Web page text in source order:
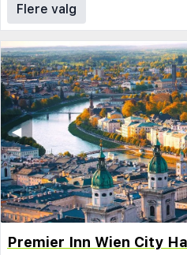
Flere valg
◀︎